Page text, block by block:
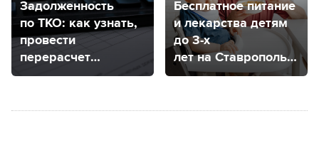
Задолженность
по ТКО: как узнать,
провести
перерасчет
и оспорить
крае?
Бесплатное питание
и лекарства детям
до 3-х
лет на Ставрополье:
как получить?